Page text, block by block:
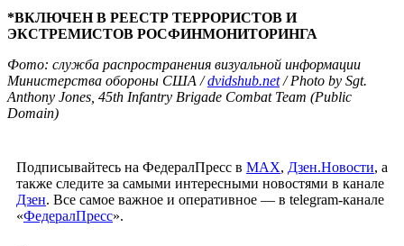
*ВКЛЮЧЕН В РЕЕСТР ТЕРРОРИСТОВ И
ЭКСТРЕМИСТОВ РОСФИНМОНИТОРИНГА
Фото: служба распространения визуальной информации
Министерства обороны США /dvidshub.net/ Photo by Sgt.
Anthony Jones, 45th Infantry Brigade Combat Team (Public
Domain)
Подписывайтесь на ФедералПресс в МАХ, Дзен.Новости, а
также следите за самыми интересными новостями в канале
Дзен. Все самое важное и оперативное — в telegram-канале
«ФедералПресс».